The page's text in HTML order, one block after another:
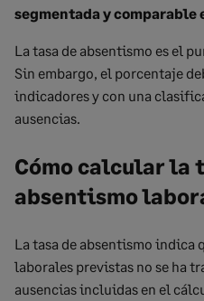
segmentada y comparable
La tasa de absentismo es el
Sin embargo, el porcentaje
indicadores y con una
ausencias.
Cómo calcular la
absentismo
La tasa de absentismo indica
laborales previstas no se ha
ausencias incluidas en el